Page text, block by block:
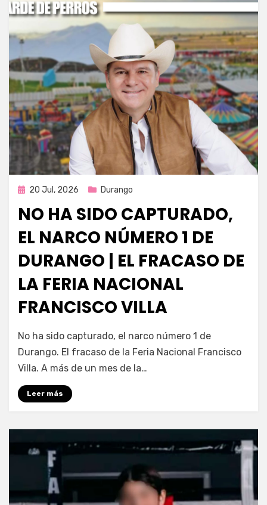
Publicada
20 Jul, 2026 Durango
NO HA SIDO CAPTURADO,
EL NARCO NÚMERO 1 DE
DURANGO | EL FRACASO DE
LA FERIA NACIONAL
FRANCISCO VILLA
por Fernando Miranda Servín
No ha sido capturado, el narco número 1 de
Durango. El fracaso de la Feria Nacional Francisco
Villa. A más de un mes de la…
Leer más